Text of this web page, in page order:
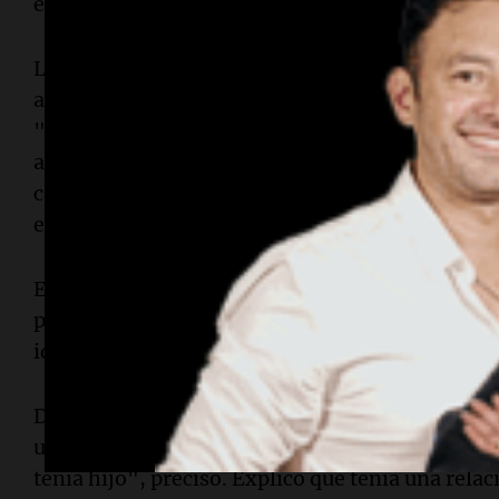
La madre de
también habló del temor
asesinato de su hijo, al no conocer la identidad
"Hasta el día de hoy, no sé cómo se llama ni
agregó: "Yo lo podía ver en cualquier
calle y no conocerlo. De 15 a 17 años, los
enfrente mío y no saber quién es. Ese era un
En ese sentido, reconoció que la detención le
por el plazo de la preventiva. "Las leyes estaban
identidad por ahora", señaló.
Durante la entrevista conCadena 3, Daniela
un hijo biológico, como se mencionó en
tenía hijo", precisó. Explicó que tenía una